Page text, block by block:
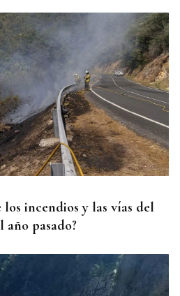
los incendios y las vías del
año pasado?